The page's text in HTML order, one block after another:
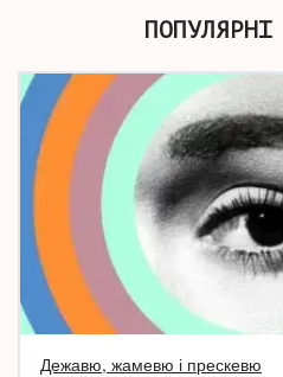
Дежавю, жамевю і прескевю